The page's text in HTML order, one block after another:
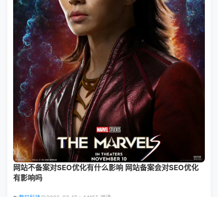
网站不备案对SEO优化有什么影响 网站备案会对SEO优化
有影响吗